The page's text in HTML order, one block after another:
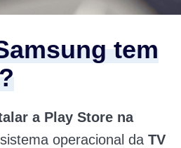
tem
a Play Store na
operacional da TV